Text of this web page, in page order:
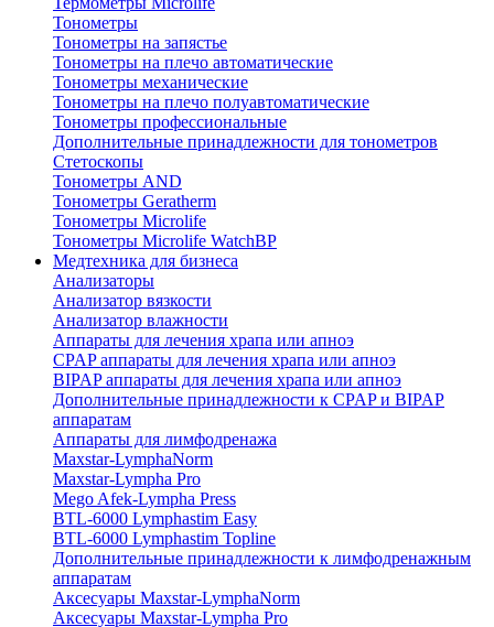
Тонометры
Тонометры на запястье
Тонометры на плечо автоматические
Тонометры механические
Тонометры на плечо полуавтоматические
Тонометры профессиональные
Дополнительные принадлежности для тонометров
Стетоскопы
Тонометры AND
Тонометры Geratherm
Тонометры Microlife
Тонометры Microlife WatchBP
Медтехника для бизнеса
Анализаторы
Анализатор вязкости
Анализатор влажности
Аппараты для лечения храпа или апноэ
CPAP аппараты для лечения храпа или апноэ
BIPAP аппараты для лечения храпа или апноэ
Дополнительные принадлежности к CPAP и BIPAP
аппаратам
Аппараты для лимфодренажа
Maxstar-LymphaNorm
Maxstar-Lympha Pro
Mego Afek-Lympha Press
BTL-6000 Lymphastim Easy
BTL-6000 Lymphastim Topline
Дополнительные принадлежности к лимфодренажным
аппаратам
Аксесуары Maxstar-LymphaNorm
Аксесуары Maxstar-Lympha Pro